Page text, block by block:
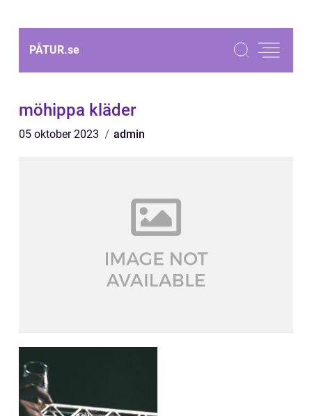
PÅTUR.se
möhippa kläder
05 oktober 2023 admin